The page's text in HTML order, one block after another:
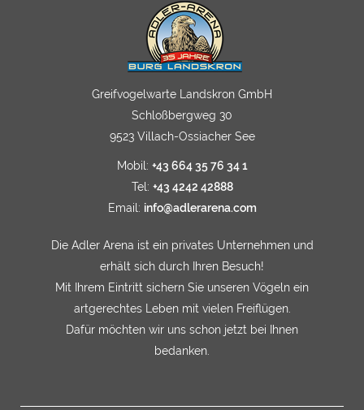
Greifvogelwarte Landskron GmbH
Schloßbergweg 30
9523 Villach-Ossiacher See
Mobil: +43 664 35 76 34 1
Tel: +43 4242 42888
Email: info@adlerarena.com
Die Adler Arena ist ein privates Unternehmen und
erhält sich durch Ihren Besuch!
Mit Ihrem Eintritt sichern Sie unseren Vögeln ein
artgerechtes Leben mit vielen Freiflügen.
Dafür möchten wir uns schon jetzt bei Ihnen
bedanken.